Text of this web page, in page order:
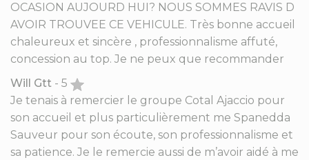
OCASION AUJOURD HUI? NOUS SOMMES RAVIS D
AVOIR TROUVEE CE VEHICULE. Très bonne accueil
chaleureux et sincère , professionnalisme affuté,
concession au top. Je ne peux que recommander
Will Gtt - 5
Je tenais à remercier le groupe Cotal Ajaccio pour
son accueil et plus particulièrement me Spanedda
Sauveur pour son écoute, son professionnalisme et
sa patience. Je le remercie aussi de m’avoir aidé à me